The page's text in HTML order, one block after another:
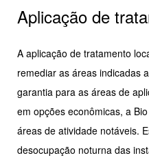
Aplicação de
A aplicação de tratamento
remediar as áreas indicadas
garantia para as áreas de
em opções econômicas, a
áreas de atividade notáveis.
desocupação noturna das